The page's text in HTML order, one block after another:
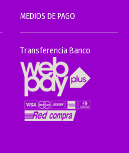
MEDIOS DE PAGO
Transferencia Banco